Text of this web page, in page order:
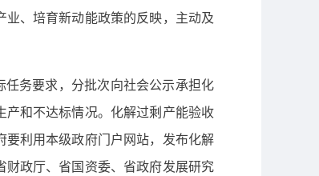
、培育新动能政策的反映，主动及
务要求，分批次向社会公示承担化
和不达标情况。化解过剩产能验收
利用本级政府门户网站，发布化解
政厅、省国资委、省政府发展研究